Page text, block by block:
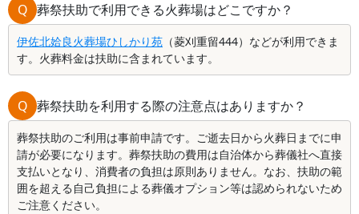
Q 葬祭扶助で利用できる火葬場はどこですか？
伊佐北姶良火葬場ひしかり苑 （菱刈重留444）などが利用できま
す。火葬料金は扶助に含まれています。
Q 葬祭扶助を利用する際の注意点はありますか？
葬祭扶助のご利用は事前申請です。ご逝去日から火葬日までに申
請が必要になります。葬祭扶助の費用は自治体から葬儀社へ直接
支払いとなり、消費者の負担は原則ありません。なお、扶助の範
囲を超える自己負担による葬儀オプション等は認められないため
ご注意ください。